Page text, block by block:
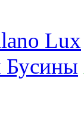
Lux
Бусины